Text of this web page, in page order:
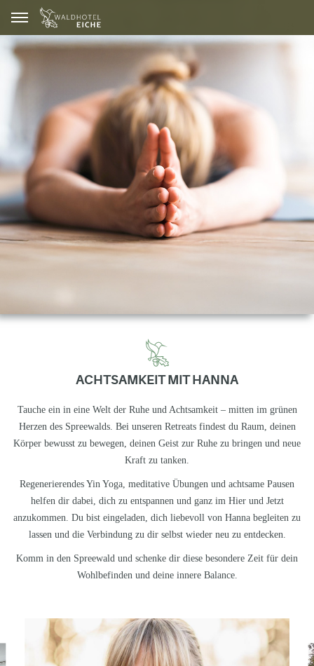
GUTSCHEINE
ACHTSAMKEIT MIT HANNA
Tauche ein in eine Welt der Ruhe und Achtsamkeit – mitten im grünen
Herzen des Spreewalds. Bei unseren Retreats findest du Raum, deinen
Körper bewusst zu bewegen, deinen Geist zur Ruhe zu bringen und neue
Kraft zu tanken.
Regenerierendes Yin Yoga, meditative Übungen und achtsame Pausen
helfen dir dabei, dich zu entspannen und ganz im Hier und Jetzt
anzukommen. Du bist eingeladen, dich liebevoll von Hanna begleiten zu
lassen und die Verbindung zu dir selbst wieder neu zu entdecken.
Komm in den Spreewald und schenke dir diese besondere Zeit für dein
Wohlbefinden und deine innere Balance.